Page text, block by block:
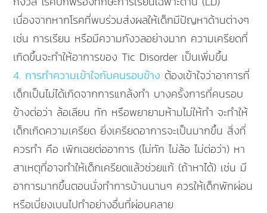
เนื่องจากหากโรคที่พบร่วมส่งผลให้เด็กมีปัญหาด้านต่างๆ
เช่น การเรียน หรือมีความกังวลอย่างมาก ความเครียดที่
เกิดขึ้นจะทำให้อาการของ Tic Disorder เป็นเพิ่มขึ้น
4. การทำความเข้าใจกับคนรอบข้าง ต้องเข้าใจว่าอาการที่
เด็กเป็นไม่ได้เกิดจากการแกล้งทำ บางครั้งการที่คนรอบ
ข้างต่อว่า ล้อเลียน ทัก หรือพยายามห้ามไม่ให้ทำ จะทำให้
เด็กเกิดความเครียด ยิ่งเครียดอาการจะเป็นมากขึ้น สิ่งที่
ควรทำ คือ เพิกเฉยต่ออาการ (ไม่ทัก ไม่ล้อ ไม่ต่อว่า) หา
สาเหตุที่อาจทำให้เด็กเครียดแล้วช่วยแก้ (ถ้าหาได้) เช่น มี
อาการมากขึ้นตอนนั่งทำการบ้านนานๆ ควรให้เด็กพักผ่อน
หรือเบี่ยงเบนไปทำอย่างอื่นที่ผ่อนคลาย